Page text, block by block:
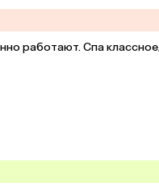
работают. Спа